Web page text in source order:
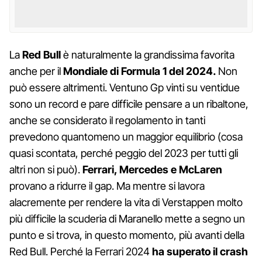
LaRed Bullè naturalmente la grandissima favorita
anche per ilMondiale di Formula 1 del 2024. Non
può essere altrimenti. Ventuno Gp vinti su ventidue
sono un record e pare difficile pensare a un ribaltone,
anche se considerato il regolamento in tanti
prevedono quantomeno un maggior equilibrio (cosa
quasi scontata, perché peggio del 2023 per tutti gli
altri non si può).Ferrari, Mercedes e McLaren
provano a ridurre il gap. Ma mentre si lavora
alacremente per rendere la vita di Verstappen molto
più difficile la scuderia di Maranello mette a segno un
punto e si trova, in questo momento, più avanti della
Red Bull. Perché la Ferrari 2024ha superato il crash